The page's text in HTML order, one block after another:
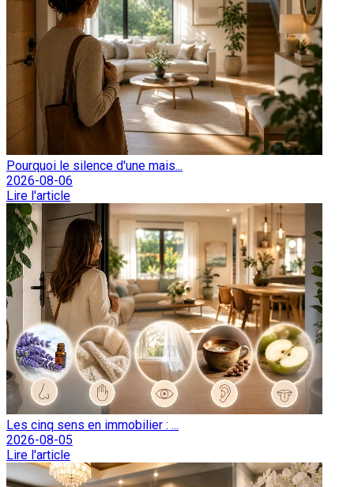
Pourquoi le silence d'une mais...
2026-08-06
Lire l'article
Les cinq sens en immobilier : ...
2026-08-05
Lire l'article